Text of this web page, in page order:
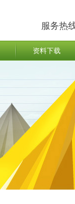
服务热
资料下载